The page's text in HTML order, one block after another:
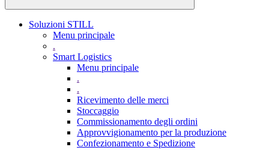
Soluzioni STILL
Menu principale
.
Smart Logistics
Menu principale
.
.
Ricevimento delle merci
Stoccaggio
Commissionamento degli ordini
Approvvigionamento per la produzione
Confezionamento e Spedizione